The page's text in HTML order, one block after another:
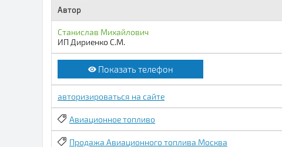
Автор
Станислав Михайлович
ИП Дириенко С.М.
Показать телефон
авторизироваться на сайте
Авиационное топливо
Продажа Авиационного топлива Москва